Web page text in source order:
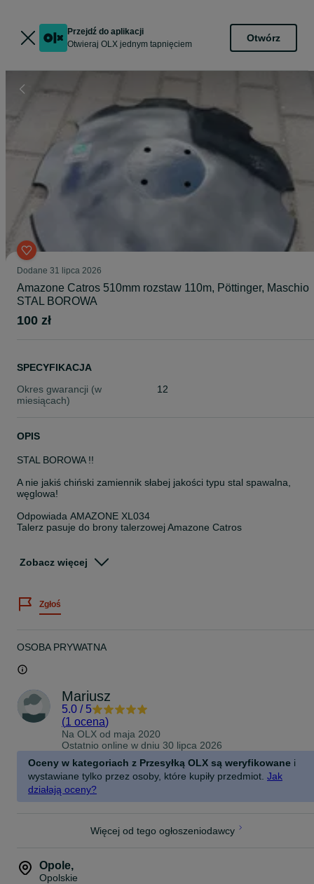
Przejdź do aplikacji
Otwieraj OLX jednym tapnięciem
Otwórz
Dodane 31 lipca 2026
Amazone Catros 510mm rozstaw 110m, Pöttinger, Maschio
STAL BOROWA
100 zł
SPECYFIKACJA
Okres gwarancji (w
miesiącach)
12
OPIS
STAL BOROWA !!
A nie jakiś chiński zamiennik słabej jakości typu stal spawalna,
węglowa!
Odpowiada AMAZONE XL034
Talerz pasuje do brony talerzowej Amazone Catros
Ilość otworów: 4
Zobacz więcej
Zgłoś
OSOBA PRYWATNA
Mariusz
5.0 / 5
(1 ocena)
Na OLX od maja 2020
Ostatnio online w dniu 30 lipca 2026
Oceny w kategoriach z Przesyłką OLX są weryfikowane i
wystawiane tylko przez osoby, które kupiły przedmiot. Jak
działają oceny?
Więcej od tego ogłoszeniodawcy
Opole,
Opolskie